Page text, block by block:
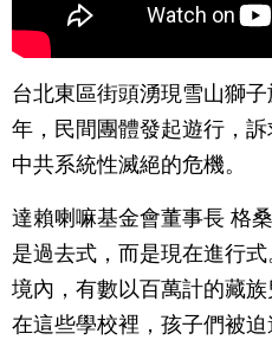
台北東區街頭湧現雪山獅
年，民間團體發起遊行，
中共系統性滅絕的危機。
達賴喇嘛基金會董事長 格
是過去式，而是現在進行式
境內，有數以百萬計的藏
在這些學校裡，孩子們被